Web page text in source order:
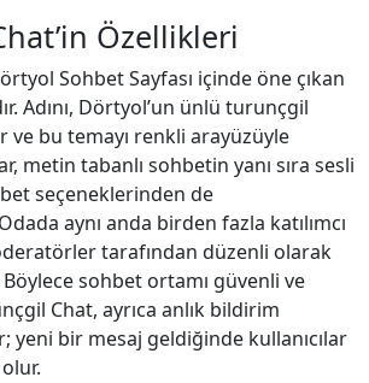
Özellikleri
Sohbet Sayfası içinde öne çıkan
Adını, Dörtyol’un ünlü turunçgil
ve bu temayı renkli arayüzüyle
metin tabanlı sohbetin yanı sıra sesli
seçeneklerinden de
aynı anda birden fazla katılımcı
tarafından düzenli olarak
sohbet ortamı güvenli ve
Chat, ayrıca anlık bildirim
yeni bir mesaj geldiğinde kullanıcılar